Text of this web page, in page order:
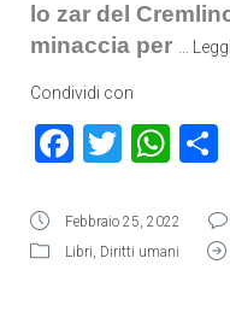
lo zar del
minaccia per
Condividi con
Facebook
Twitter
Febbraio 25, 2022
Libri, Diritti umani